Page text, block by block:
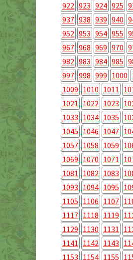
922 923 924 925
937 938 939 940
952 953 954 955
967 968 969 970
982 983 984 985
997 998 999 1000
1009 1010 1011
1021 1022 1023
1033 1034 1035
1045 1046 1047
1057 1058 1059
1069 1070 1071
1081 1082 1083
1093 1094 1095
1105 1106 1107
1117 1118 1119
1129 1130 1131
1141 1142 1143
1153 1154 1155